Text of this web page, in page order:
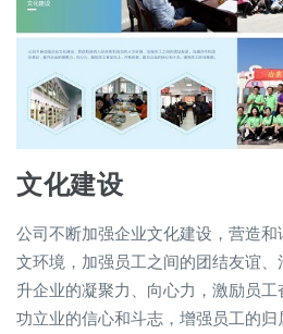
文化建设
公司不断加强企业文化建设，营造
文环境，加强员工之间的团结友谊
升企业的凝聚力、向心力，激励员
功立业的信心和斗志，增强员工的归